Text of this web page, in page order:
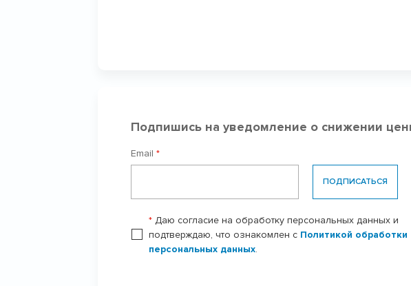
Подпишись на уведомление о снижении
Email *
ПОДПИСАТЬСЯ
* Даю согласие на обработку персональных данных и
подтверждаю, что ознакомлен с Политикой обработки
персональных данных.